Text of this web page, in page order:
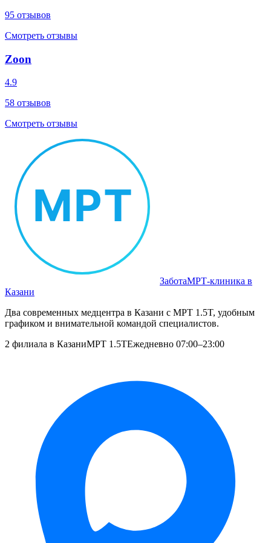
95 отзывов
Смотреть отзывы
Zoon
4.9
58 отзывов
Смотреть отзывы
ЗаботаМРТ‑клиника в
Казани
Два современных медцентра в Казани с МРТ 1.5T, удобным
графиком и внимательной командой специалистов.
2 филиала в КазаниМРТ 1.5TЕжедневно 07:00–23:00